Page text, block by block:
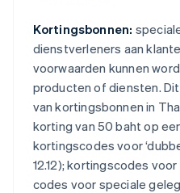
Kortingsbonnen:
dienstverleners aan
voorwaarden kunnen
producten of diensten.
van kortingsbonnen in
korting van 50 baht op
kortingscodes voor
12.12); kortingscodes
codes voor speciale